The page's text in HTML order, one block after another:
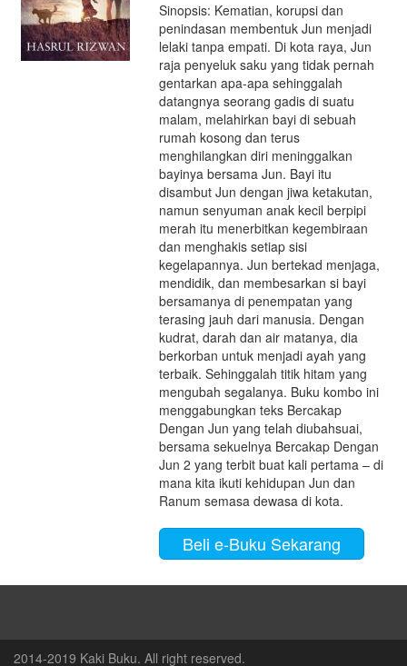
Sinopsis: Kematian, korupsi dan
penindasan membentuk Jun menjadi
lelaki tanpa empati. Di kota raya, Jun
raja penyeluk saku yang tidak pernah
gentarkan apa-apa sehinggalah
datangnya seorang gadis di suatu
malam, melahirkan bayi di sebuah
rumah kosong dan terus
menghilangkan diri meninggalkan
bayinya bersama Jun. Bayi itu
disambut Jun dengan jiwa ketakutan,
namun senyuman anak kecil berpipi
merah itu menerbitkan kegembiraan
dan menghakis setiap sisi
kegelapannya. Jun bertekad menjaga,
mendidik, dan membesarkan si bayi
bersamanya di penempatan yang
terasing jauh dari manusia. Dengan
kudrat, darah dan air matanya, dia
berkorban untuk menjadi ayah yang
terbaik. Sehinggalah titik hitam yang
mengubah segalanya. Buku kombo ini
menggabungkan teks Bercakap
Dengan Jun yang telah diubahsuai,
bersama sekuelnya Bercakap Dengan
Jun 2 yang terbit buat kali pertama – di
mana kita ikuti kehidupan Jun dan
Ranum semasa dewasa di kota.
Beli e-Buku Sekarang
2014-2019 Kaki Buku. All right reserved.